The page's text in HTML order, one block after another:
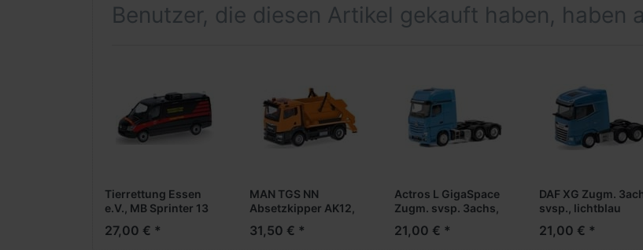
Benutzer, die diesen Artikel gekauft haben, haben
Tierrettung Essen
e.V., MB Sprinter 13
27,00 € *
MAN TGS NN
Absetzkipper AK12,
31,50 € *
Actros L GigaSpace
Zugm. svsp. 3achs,
(Farbvariante)
21,00 € *
DAF XG Zugm.
svsp., lichtblau
21,00 € *